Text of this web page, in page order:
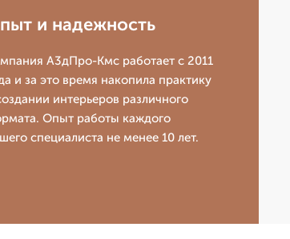
и надежность
А3дПро-Кмс работает с 2011
и за это время накопила практику
интерьеров различного
Опыт работы каждого
специалиста не менее 10 лет.